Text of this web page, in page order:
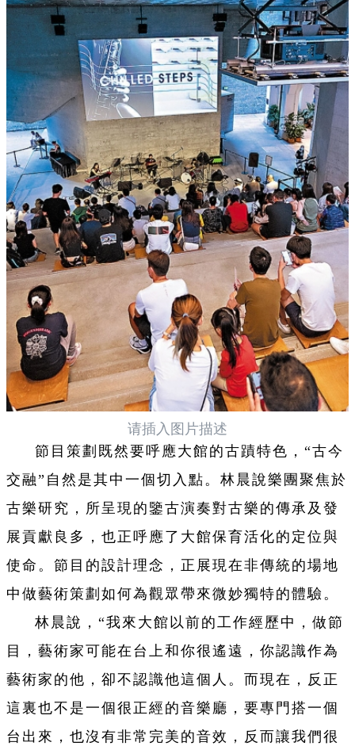
请插入图片描述
節目策劃既然要呼應大館的古蹟特色，“古今
交融”自然是其中一個切入點。林晨說樂團聚焦於
古樂研究，所呈現的鑒古演奏對古樂的傳承及發
展貢獻良多，也正呼應了大館保育活化的定位與
使命。 節目的設計理念，正展現在非傳統的場地
中做藝術策劃如何為觀眾帶來微妙獨特的體驗。
林晨說，“我來大館以前的工作經歷中，做節
目，藝術家可能在台上和你很遙遠，你認識作為
藝術家的他，卻不認識他這個人。而現在，反正
這裏也不是一個很正經的音樂廳，要專門搭一個
台出來，也沒有非常完美的音效，反而讓我們很